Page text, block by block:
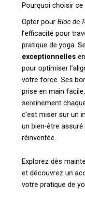
Pourquoi choisir ce
Opter pour Bloc de
l’efficacité pour
pratique de yoga.
exceptionnelles
pour optimiser
votre force. Ses
prise en main
sereinement
c’est miser sur un
un bien-être
réinventée.
Explorez dès
et découvrez un
votre pratique de